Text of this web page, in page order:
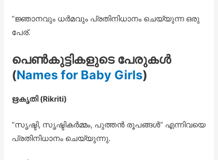
“ജ്ഞാനവും ധർമവും പ്രതിനിധാനം ചെയ്യുന്ന ഒരു
പേര്.
പെൺകുട്ടികളുടെ പേരുകൾ
(Names for Baby Girls)
ഋകൃതി (Rikriti)
“സൃഷ്ടി, സൃഷ്ടികർമ്മം, പുത്തൻ രൂപങ്ങൾ” എന്നിവയെ
പ്രതിനിധാനം ചെയ്യുന്നു.